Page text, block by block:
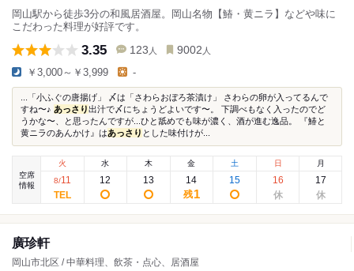
岡山駅から徒歩3分の和風居酒屋。岡山名物【鰆・黄ニラ】などや味に
こだわった料理が好評です。
3.35 123 人 9002 人
￥3,000～￥3,999 -
...「小ふぐの唐揚げ」 〆は「さわらおぼろ茶漬け」 さわらの卵が入ってるんで
すね〜♪ あっさり出汁で〆にちょうどよいです〜。 下調べもなく入ったのでど
うかな〜、と思ったんですが...ひと舐めでも味が濃く、酒が進む逸品。 『鰆と
黄ニラのあんかけ』はあっさり とした味付けが...
空席
情報
火
8/11
水
12
木
13
金
14
残1
土
15
日
16
月
17
廣珍軒
岡山市北区 / 中華料理、飲茶・点心、居酒屋